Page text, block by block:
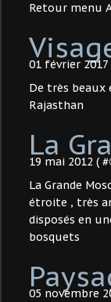
Retour menu
01 février 2017
De très beaux
Rajasthan
La
19 mai 2012 ( #
La Grande
étroite , très
disposés en
bosquets
05 novembre